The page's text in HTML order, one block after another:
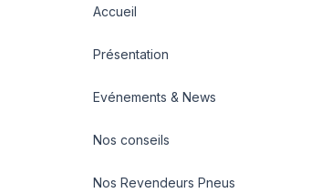
Accueil
Présentation
Evénements & News
Nos conseils
Nos Revendeurs Pneus